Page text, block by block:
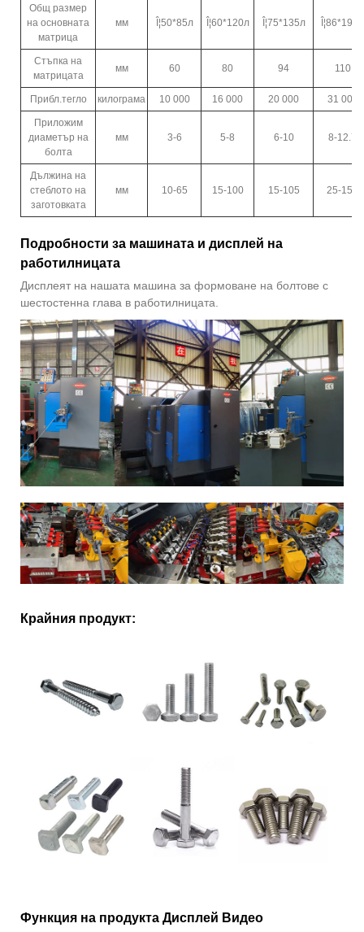
Общ размер
на основната
матрица
мм Î¦50*85л Î¦60*120л Î¦75*135л Î¦86*190л
Стъпка на
матрицата
мм 60 80 94 110
Прибл.тегло килограма 10 000 16 000 20 000 31 000
Приложим
диаметър на
болта
мм 3-6 5-8 6-10 8-12.7
Дължина на
стеблото на
заготовката
мм 10-65 15-100 15-105 25-152
Подробности за машината и дисплей на
работилницата
Дисплеят на нашата машина за формоване на болтове с
шестостенна глава в работилницата.
Крайния продукт:
Функция на продукта Дисплей Видео